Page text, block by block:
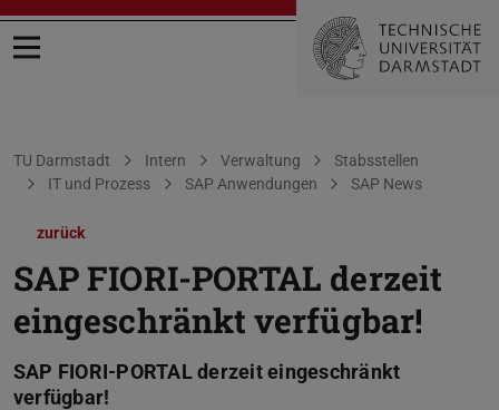
Menü öffnen
Sie befinden sich hier:
TU Darmstadt Intern Verwaltung
Stabsstellen
IT und Prozess
SAP Anwendungen SAP News
zurück
SAP FIORI-PORTAL derzeit
eingeschränkt verfügbar!
SAP FIORI-PORTAL derzeit eingeschränkt
verfügbar!